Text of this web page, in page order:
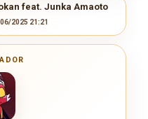
feat. Junka Amaoto
2025 21:21